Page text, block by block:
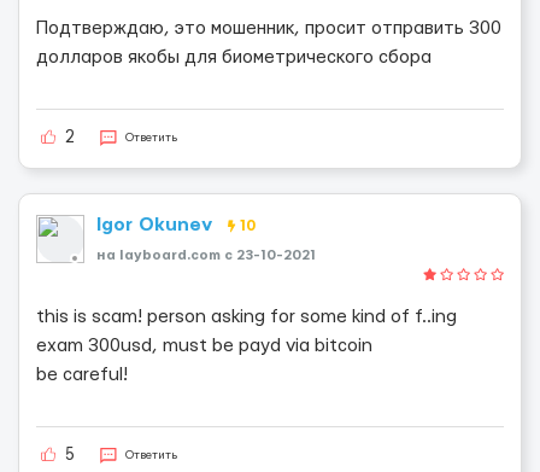
Подтверждаю, это мошенник, просит отправить 300
долларов якобы для биометрического сбора
2 Ответить
Igor Okunev 10
на layboard.com c 23-10-2021
this is scam! person asking for some kind of f..ing
exam 300usd, must be payd via bitcoin
be careful!
5 Ответить